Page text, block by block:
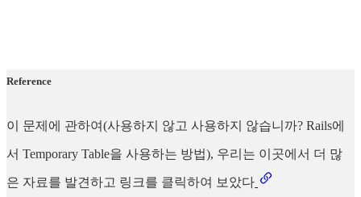
Reference
이 문제에 관하여(사용하지 않고 사용하지 않습니까? Rails에
서 Temporary Table을 사용하는 방법), 우리는 이곳에서 더 많
은 자료를 발견하고 링크를 클릭하여 보았다